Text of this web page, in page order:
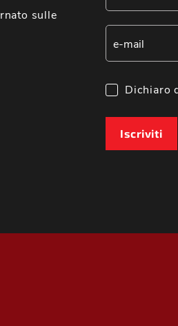
sulle
Dichiaro
Iscriviti